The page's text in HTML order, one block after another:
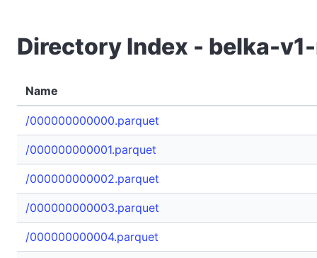
Directory Index - belka-
Name
/000000000000.parquet
/000000000001.parquet
/000000000002.parquet
/000000000003.parquet
/000000000004.parquet